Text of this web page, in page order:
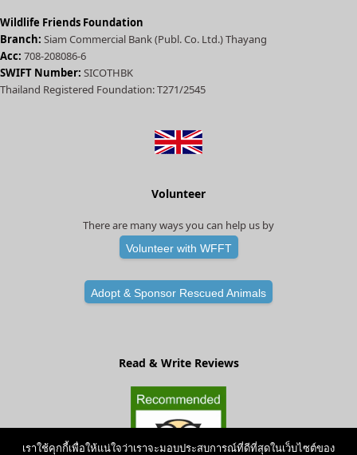
Wildlife Friends Foundation
Branch: Siam Commercial Bank (Publ. Co. Ltd.) Thayang
Acc: 708-208086-6
SWIFT Number: SICOTHBK
Thailand Registered Foundation: T271/2545
Volunteer
There are many ways you can help us by
Volunteer with WFFT
Adopt & Sponsor Rescued Animals
Read & Write Reviews
เราใช้คุกกี้เพื่อให้แน่ใจว่าเราจะมอบประสบการณ์ที่ดีที่สุดในเว็บไซต์ของ